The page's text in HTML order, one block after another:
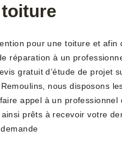
pour une toiture et afin
réparation à un
gratuit d’étude de projet
nous disposons
appel à un professionnel
prêts à recevoir votre